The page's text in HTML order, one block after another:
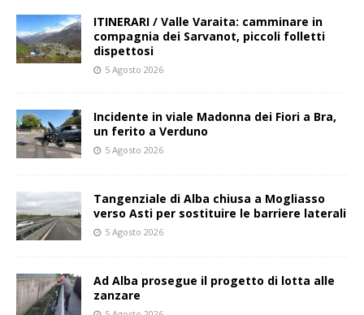
ITINERARI / Valle Varaita: camminare in
compagnia dei Sarvanot, piccoli folletti
dispettosi
5 Agosto 2026
Incidente in viale Madonna dei Fiori a Bra,
un ferito a Verduno
5 Agosto 2026
Tangenziale di Alba chiusa a Mogliasso
verso Asti per sostituire le barriere laterali
5 Agosto 2026
Ad Alba prosegue il progetto di lotta alle
zanzare